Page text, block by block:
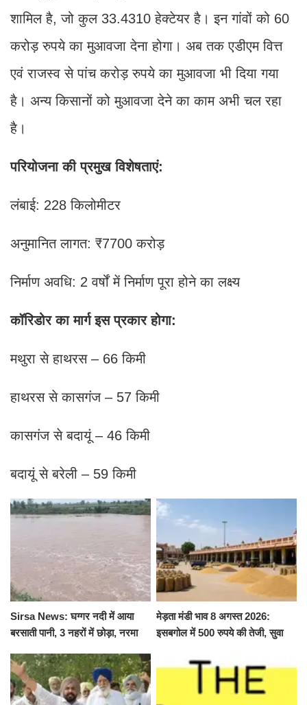
शामिल है, जो कुल 33.4310 हेक्टेयर है। इन गांवों को 60
करोड़ रुपये का मुआवजा देना होगा। अब तक एडीएम वित्त
एवं राजस्व से पांच करोड़ रुपये का मुआवजा भी दिया गया
है। अन्य किसानों को मुआवजा देने का काम अभी चल रहा
है।
परियोजना की प्रमुख विशेषताएं:
लंबाई: 228 किलोमीटर
अनुमानित लागत: ₹7700 करोड़
निर्माण अवधि: 2 वर्षों में निर्माण पूरा होने का लक्ष्य
कॉरिडोर का मार्ग इस प्रकार होगा:
मथुरा से हाथरस – 66 किमी
हाथरस से कासगंज – 57 किमी
कासगंज से बदायूं – 46 किमी
बदायूं से बरेली – 59 किमी
Sirsa News: घग्गर नदी में आया
बरसाती पानी, 3 नहरों में छोड़ा, नरमा
मेड़ता मंडी भाव 8 अगस्त 2026:
इसबगोल में 500 रुपये की तेजी, सुवा